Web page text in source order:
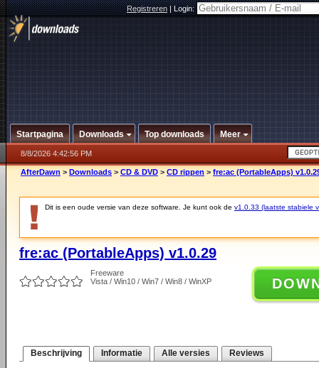
Registreren|Login:
Startpagina Downloads Top downloads Meer
8/8/2026 4:42:56 PM
AfterDawn > Downloads > CD & DVD > CD rippen > fre:ac (PortableApps)
Dit is een oude versie van deze software. Je kunt ook de v1.0.33 (laatste stabiele
fre:ac (PortableApps) v1.0.29
Freeware
Vista / Win10 / Win7 / Win8 / WinXP
Beschrijving Informatie Alle versies Reviews